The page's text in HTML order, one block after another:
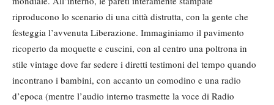
riproducono lo scenario di una città distrutta, con la gente che
festeggia l’avvenuta Liberazione. Immaginiamo il pavimento
ricoperto da moquette e cuscini, con al centro una poltrona in
stile vintage dove far sedere i diretti testimoni del tempo quando
incontrano i bambini, con accanto un comodino e una radio
d’epoca (mentre l’audio interno trasmette la voce di Radio